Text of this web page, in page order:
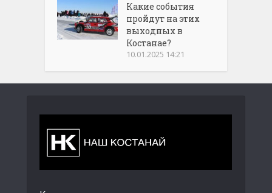
Какие события
пройдут на этих
выходных в
Костанае?
10.01.2025 14:21